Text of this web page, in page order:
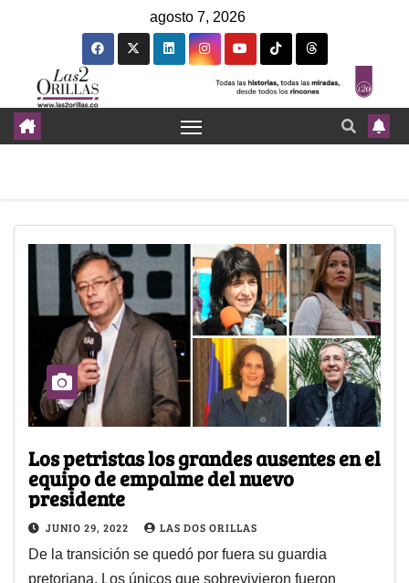
agosto 7, 2026
Los petristas los grandes ausentes en el
equipo de empalme del nuevo
presidente
JUNIO 29, 2022 LAS DOS ORILLAS
De la transición se quedó por fuera su guardia
pretoriana. Los únicos que sobrevivieron fueron